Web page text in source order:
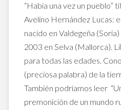
“Había una vez un pueblo”
Avelino Hernández Lucas:
nacido en Valdegeña
2003 en Selva (Mallorca).
para todas las edades.
(preciosa palabra) de la
También podríamos leer
premonición de un mundo